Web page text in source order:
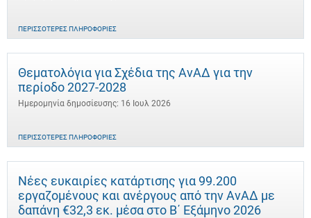
ΠΕΡΙΣΣΌΤΕΡΕΣ ΠΛΗΡΟΦΟΡΊΕΣ
Θεματολόγια για Σχέδια της ΑνΑΔ για την
περίοδο 2027-2028
Ημερομηνία δημοσίευσης: 16 Ιουλ 2026
ΠΕΡΙΣΣΌΤΕΡΕΣ ΠΛΗΡΟΦΟΡΊΕΣ
Νέες ευκαιρίες κατάρτισης για 99.200
εργαζομένους και ανέργους από την ΑνΑΔ με
δαπάνη €32,3 εκ. μέσα στο Β΄ Εξάμηνο 2026